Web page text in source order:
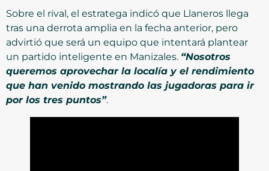
Sobre el rival, el estratega indicó que Llaneros llega
tras una derrota amplia en la fecha anterior, pero
advirtió que será un equipo que intentará plantear
un partido inteligente en Manizales. “Nosotros
queremos aprovechar la localía y el rendimiento
que han venido mostrando las jugadoras para ir
por los tres puntos”.